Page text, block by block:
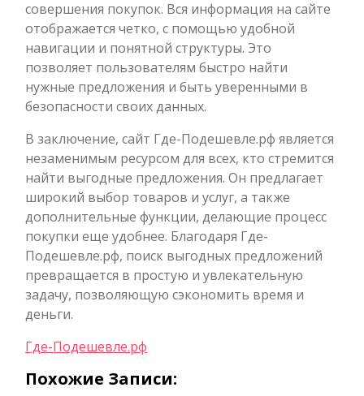
совершения покупок. Вся информация на сайте
отображается четко, с помощью удобной
навигации и понятной структуры. Это
позволяет пользователям быстро найти
нужные предложения и быть уверенными в
безопасности своих данных.
В заключение, сайт Где-Подешевле.рф является
незаменимым ресурсом для всех, кто стремится
найти выгодные предложения. Он предлагает
широкий выбор товаров и услуг, а также
дополнительные функции, делающие процесс
покупки еще удобнее. Благодаря Где-
Подешевле.рф, поиск выгодных предложений
превращается в простую и увлекательную
задачу, позволяющую сэкономить время и
деньги.
Где-Подешевле.рф
Похожие Записи: